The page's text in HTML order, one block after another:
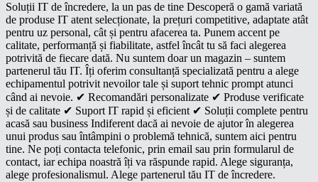
Soluții IT de încredere, la un pas de tine Descoperă o gamă variată
de produse IT atent selecționate, la prețuri competitive, adaptate atât
pentru uz personal, cât și pentru afacerea ta. Punem accent pe
calitate, performanță și fiabilitate, astfel încât tu să faci alegerea
potrivită de fiecare dată. Nu suntem doar un magazin – suntem
partenerul tău IT. Îți oferim consultanță specializată pentru a alege
echipamentul potrivit nevoilor tale și suport tehnic prompt atunci
când ai nevoie. ✔ Recomandări personalizate ✔ Produse verificate
și de calitate ✔ Suport IT rapid și eficient ✔ Soluții complete pentru
acasă sau business Indiferent dacă ai nevoie de ajutor în alegerea
unui produs sau întâmpini o problemă tehnică, suntem aici pentru
tine. Ne poți contacta telefonic, prin email sau prin formularul de
contact, iar echipa noastră îți va răspunde rapid. Alege siguranța,
alege profesionalismul. Alege partenerul tău IT de încredere.